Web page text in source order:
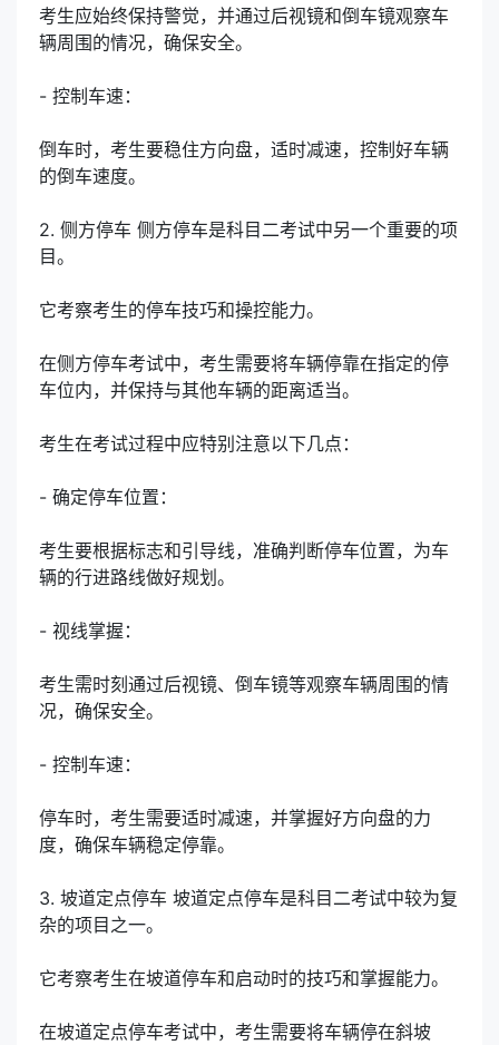
考生应始终保持警觉，并通过后视镜和倒车镜观察车
辆周围的情况，确保安全。
- 控制车速：
倒车时，考生要稳住方向盘，适时减速，控制好车辆
的倒车速度。
2. 侧方停车 侧方停车是科目二考试中另一个重要的项
目。
它考察考生的停车技巧和操控能力。
在侧方停车考试中，考生需要将车辆停靠在指定的停
车位内，并保持与其他车辆的距离适当。
考生在考试过程中应特别注意以下几点：
- 确定停车位置：
考生要根据标志和引导线，准确判断停车位置，为车
辆的行进路线做好规划。
- 视线掌握：
考生需时刻通过后视镜、倒车镜等观察车辆周围的情
况，确保安全。
- 控制车速：
停车时，考生需要适时减速，并掌握好方向盘的力
度，确保车辆稳定停靠。
3. 坡道定点停车 坡道定点停车是科目二考试中较为复
杂的项目之一。
它考察考生在坡道停车和启动时的技巧和掌握能力。
在坡道定点停车考试中，考生需要将车辆停在斜坡